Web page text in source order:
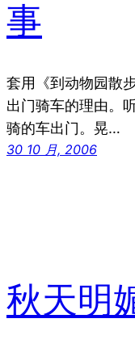
事
套用《到动物园散
出门骑车的理由。
骑的车出门。晃…
30 10 月, 2006
秋天明